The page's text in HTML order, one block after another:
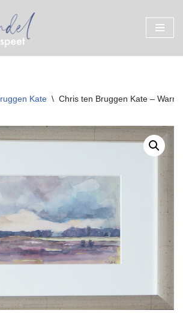
Kate \ Chris ten Bruggen Kate –